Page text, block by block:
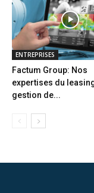
ENTREPRISES
Factum Group: Nos
expertises du
gestion de...